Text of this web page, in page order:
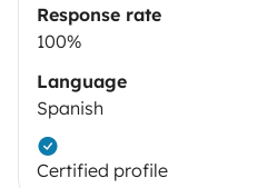
Response rate
100%
Language
Spanish
Certified profile